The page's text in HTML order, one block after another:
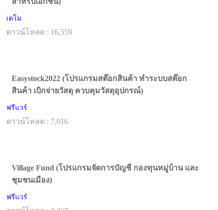
เดโม
ดาวน์โหลด : 16,559
Easystock2022 (โปรแกรมสต๊อกสินค้า ทำระบบสต๊อก
สินค้า เบิกจ่ายวัสดุ ควบคุมวัสดุอุปกรณ์)
ฟรีแวร์
ดาวน์โหลด : 7,016
Village Fund (โปรแกรมจัดการบัญชี กองทุนหมู่บ้าน และ
ชุมชนเมือง)
ฟรีแวร์